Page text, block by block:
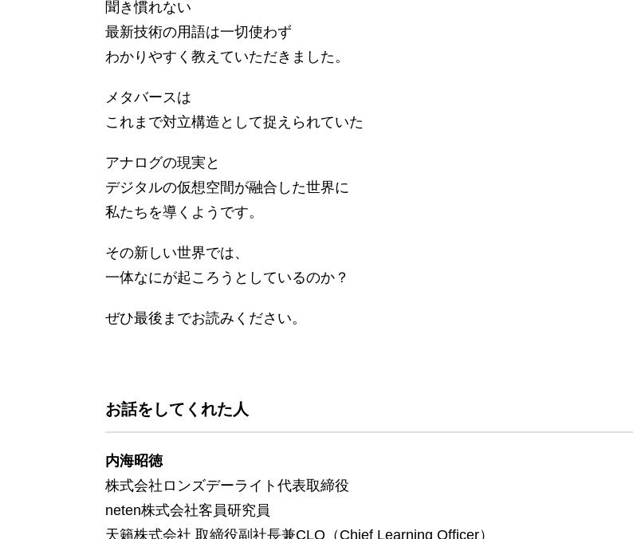
聞き慣れない
最新技術の用語は一切使わず
わかりやすく教えていただきました。
メタバースは
これまで対立構造として捉えられていた
アナログの現実と
デジタルの仮想空間が融合した世界に
私たちを導くようです。
その新しい世界では、
一体なにが起ころうとしているのか？
ぜひ最後までお読みください。
お話をしてくれた人
内海昭徳
株式会社ロンズデーライト代表取締役
neten株式会社客員研究員
天籟株式会社 取締役副社長兼CLO（Chief Learning Officer）